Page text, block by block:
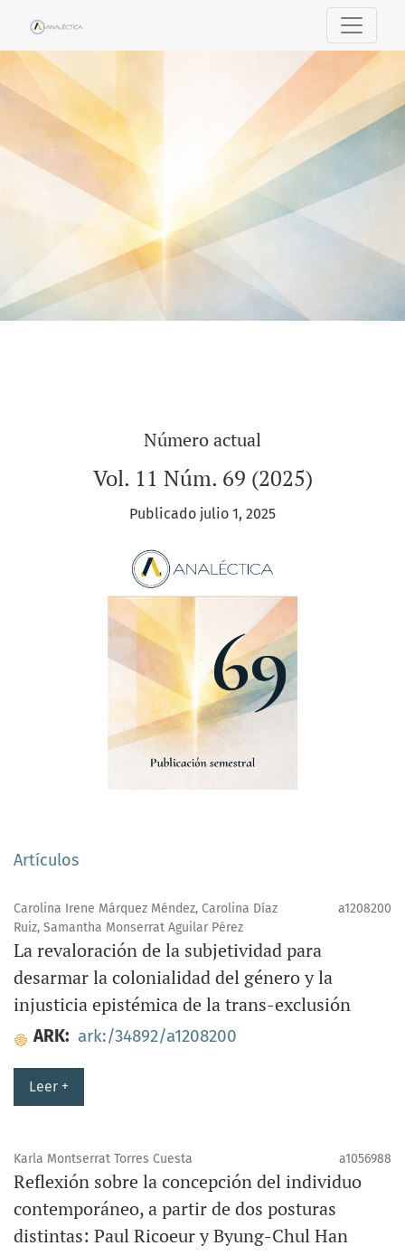
Número actual
Vol. 11 Núm. 69 (2025)
Publicado julio 1, 2025
Artículos
Carolina Irene Márquez Méndez, Carolina Díaz
Ruiz, Samantha Monserrat Aguilar Pérez
a1208200
La revaloración de la subjetividad para
desarmar la colonialidad del género y la
injusticia epistémica de la trans-exclusión
ARK: ark:/34892/a1208200
Leer +
Karla Montserrat Torres Cuesta a1056988
Reflexión sobre la concepción del individuo
contemporáneo, a partir de dos posturas
distintas: Paul Ricoeur y Byung-Chul Han